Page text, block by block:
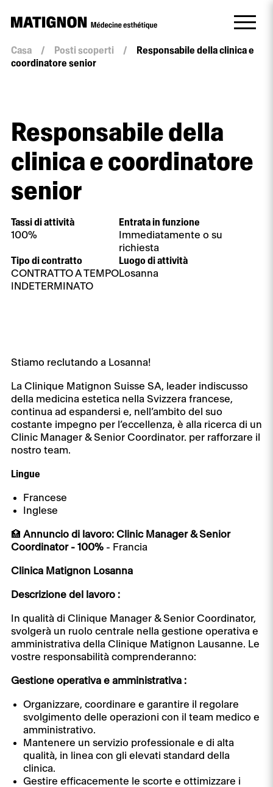
Casa / Posti scoperti /
Responsabile della clinica e
coordinatore senior
Responsabile della
clinica e coordinatore
senior
Tassi di attività
100%
Entrata in funzione
Immediatamente o su
richiesta
Tipo di contratto
CONTRATTO A TEMPO
INDETERMINATO
Luogo di attività
Losanna
Stiamo reclutando a Losanna!
La Clinique Matignon Suisse SA, leader indiscusso
della medicina estetica nella Svizzera francese,
continua ad espandersi e, nell’ambito del suo
costante impegno per l’eccellenza, è alla ricerca di un
Clinic Manager & Senior Coordinator. per rafforzare il
nostro team.
Lingue
Francese
Inglese
🏥 Annuncio di lavoro: Clinic Manager & Senior
Coordinator - 100%- Francia
Clinica Matignon Losanna
Descrizione del lavoro :
In qualità di Clinique Manager & Senior Coordinator,
svolgerà un ruolo centrale nella gestione operativa e
amministrativa della Clinique Matignon Lausanne. Le
vostre responsabilità comprenderanno:
Gestione operativa e amministrativa :
Organizzare, coordinare e garantire il regolare
svolgimento delle operazioni con il team medico e
amministrativo.
Mantenere un servizio professionale e di alta
qualità, in linea con gli elevati standard della
clinica.
Gestire efficacemente le scorte e ottimizzare i